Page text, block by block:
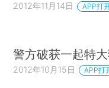
2012年11月14日 APP打
警方破获一起特
2012年10月15日 APP打